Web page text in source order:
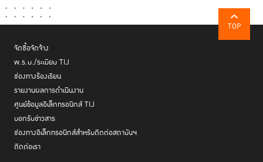
ทั้งนี้ สิ่งที่ผู้เข้าร่วมเครือข่ายจะได้รับคือ การได้ร่วมเป็นสมาชิกเครือข่าย RoLD
Fellows การได้แลกเปลี่ยนเรียนรู้จากผู้เชี่ยวชาญตัวจริง การมีชุดเครื่องมือใน
การสร้างนวัตกรรมเพื่อสังคม การศึกษาดูงานในพื้นที่พิเศษ และสิ่งที่พิเศษ
มากกว่านั้นคือ การมีเวทีคู่ขนานของการทำงานจริงเพื่อเป็นโอกาสในการมีส่วน
ร่วมได้ตลอดหลักสูตร
TOP
จัดซื้อจัดจ้าง
พ.ร.บ./ระเบียบ TIJ
ช่องทางร้องเรียน
รายงานผลการดำเนินงาน
ศูนย์ข้อมูลอิเล็กทรอนิกส์ TIJ
บอกรับข่าวสาร
ช่องทางอิเล็กทรอนิกส์สำหรับติดต่อสถาบันฯ
ติดต่อเรา